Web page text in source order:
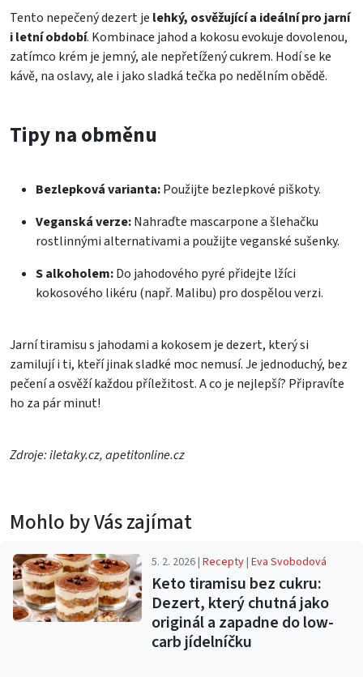
Tento nepečený dezert je lehký, osvěžující a ideální pro jarní
i letní období. Kombinace jahod a kokosu evokuje dovolenou,
zatímco krém je jemný, ale nepřetížený cukrem. Hodí se ke
kávě, na oslavy, ale i jako sladká tečka po nedělním obědě.
Tipy na obměnu
Bezlepková varianta:Použijte bezlepkové piškoty.
Veganská verze:Nahraďte mascarpone a šlehačku
rostlinnými alternativami a použijte veganské sušenky.
S alkoholem:Do jahodového pyré přidejte lžíci
kokosového likéru (např. Malibu) pro dospělou verzi.
Jarní tiramisu s jahodami a kokosem je dezert, který si
zamilují i ti, kteří jinak sladké moc nemusí. Je jednoduchý, bez
pečení a osvěží každou příležitost. A co je nejlepší? Připravíte
ho za pár minut!
Zdroje: iletaky.cz, apetitonline.cz
Mohlo by Vás zajímat
5. 2. 2026 |Recepty|Eva Svobodová
Keto tiramisu bez cukru:
Dezert, který chutná jako
originál a zapadne do low-
carb jídelníčku